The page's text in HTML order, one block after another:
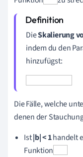
DieSkalierung
indem du den
hinzufügst:
Die Fälle, welche
denen der
Ist|b| < 1handelt
Funktion